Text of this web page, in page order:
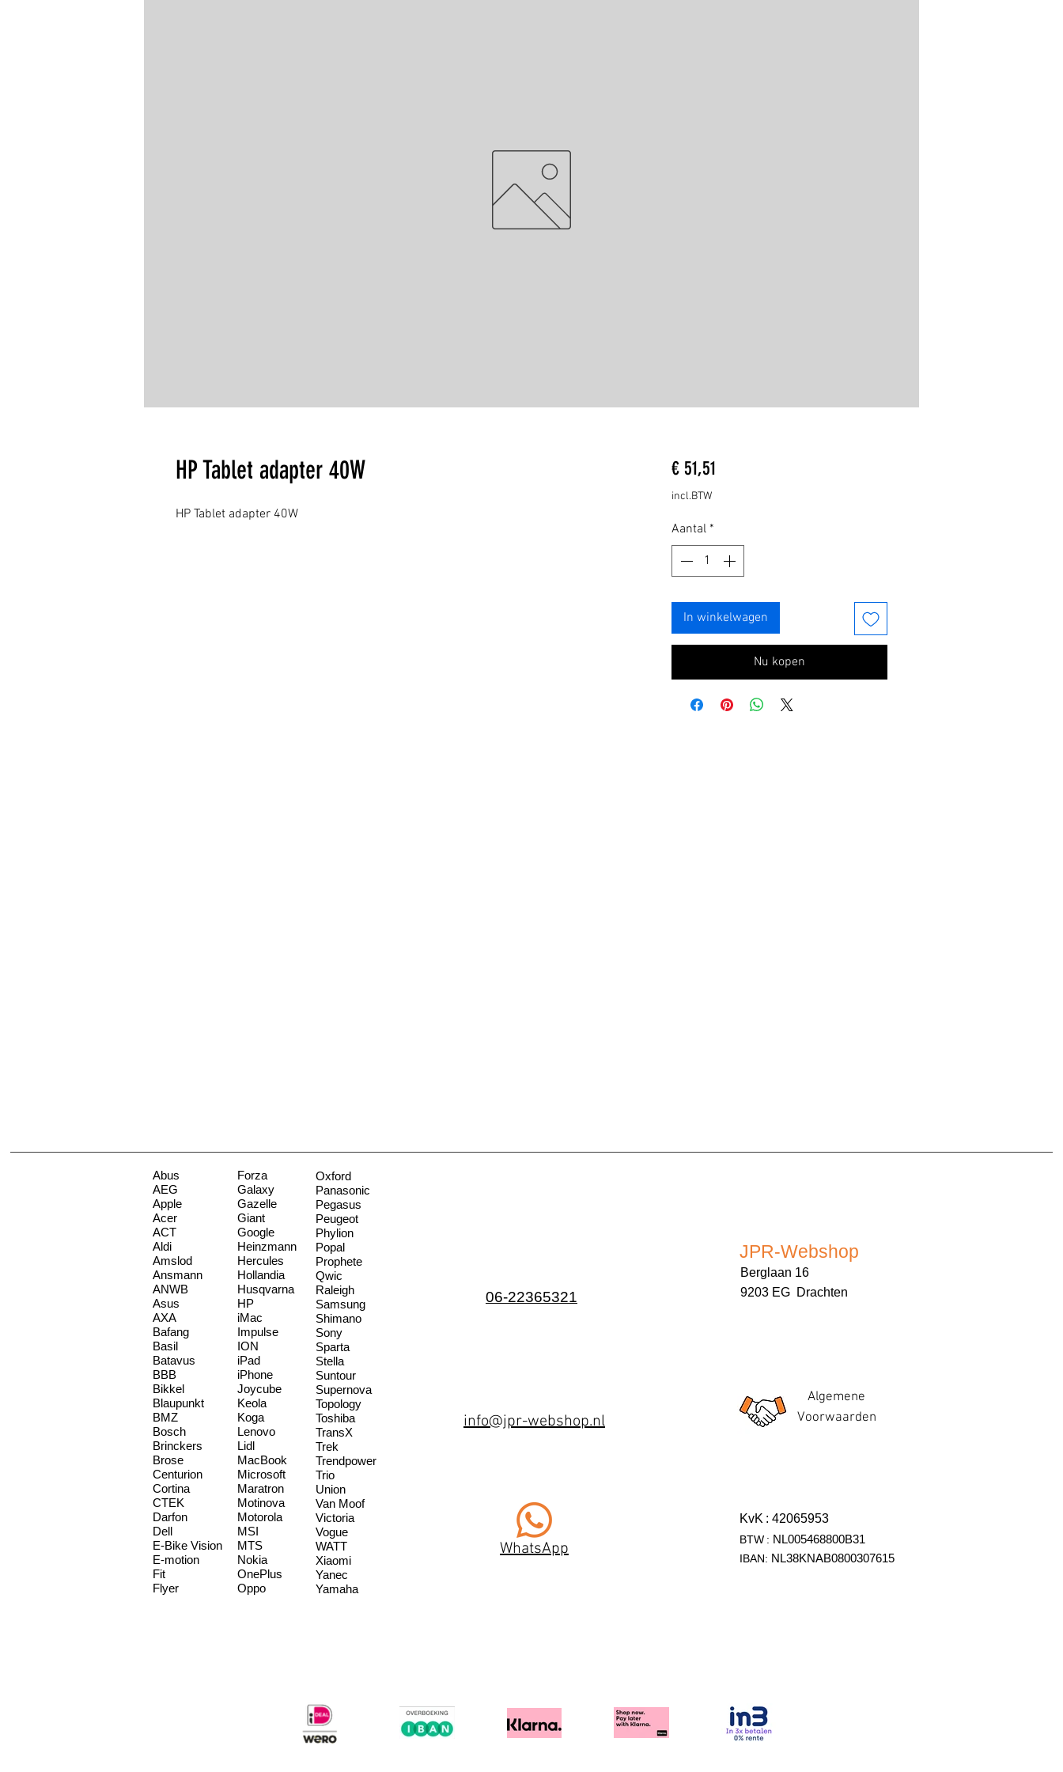
HP Tablet adapter 40W
HP Tablet adapter 40W
€ 51,51Prijs
incl.BTW
Aantal *
In winkelwagen
Nu kopen
Abus
AEG
Apple
Acer
ACT
Aldi
Amslod
Ansmann
ANWB
Asus
AXA
Bafang
Basil
Batavus
BBB
Bikkel
Blaupunkt
BMZ
Bosch
Brinckers
Brose
Centurion
Cortina
CTEK
Darfon
Dell
E-Bike Vision
E-motion
Fit
Flyer
Forza
Galaxy
Gazelle
Giant
Google
Heinzmann
Hercules
Hollandia
Husqvarna
HP
iMac
Impulse
ION
iPad
iPhone
Joycube
Keola
Koga
Lenovo
Lidl
MacBook
Microsoft
Maratron
Motinova
Motorola
MSI
MTS
Nokia
OnePlus
Oppo
Oxford
Panasonic
Pegasus
Peugeot
Phylion
Popal
Prophete
Qwic
Raleigh
Samsung
Shimano
Sony
Sparta
Stella
Suntour
Supernova
Topology
Toshiba
TransX
Trek
Trendpower
Trio
Union
Van Moof
Victoria
Vogue
WATT
Xiaomi
Yanec
Yamaha
06-22365321
info@jpr-webshop.nl
WhatsApp
JPR-Webshop
Berglaan 16
9203 EG Drachten
Algemene
Voorwaarden
KvK : 42065953
BTW : NL005468800B31
IBAN: NL38KNAB0800307615